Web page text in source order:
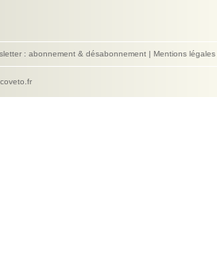
: abonnement & désabonnement | Mentions légales